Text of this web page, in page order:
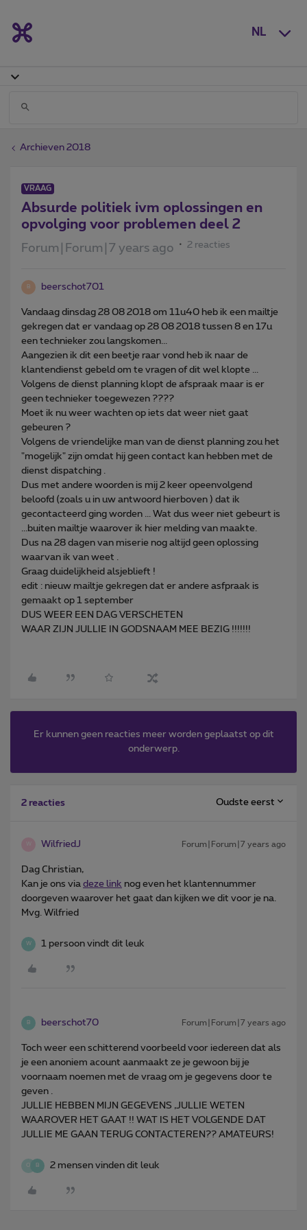
NL
Archieven 2018
VRAAG
Absurde politiek ivm oplossingen en
opvolging voor problemen deel 2
Forum|Forum|7 years ago 2 reacties
B beerschot701
Vandaag dinsdag 28 08 2018 om 11u40 heb ik een mailtje
gekregen dat er vandaag op 28 08 2018 tussen 8 en 17u
een technieker zou langskomen...
Aangezien ik dit een beetje raar vond heb ik naar de
klantendienst gebeld om te vragen of dit wel klopte ...
Volgens de dienst planning klopt de afspraak maar is er
geen technieker toegewezen ????
Moet ik nu weer wachten op iets dat weer niet gaat
gebeuren ?
Volgens de vriendelijke man van de dienst planning zou het
"mogelijk" zijn omdat hij geen contact kan hebben met de
dienst dispatching .
Dus met andere woorden is mij 2 keer opeenvolgend
beloofd (zoals u in uw antwoord hierboven ) dat ik
gecontacteerd ging worden ... Wat dus weer niet gebeurt is
...buiten mailtje waarover ik hier melding van maakte.
Dus na 28 dagen van miserie nog altijd geen oplossing
waarvan ik van weet .
Graag duidelijkheid alsjeblieft !
edit : nieuw mailtje gekregen dat er andere asfpraak is
gemaakt op 1 september
DUS WEER EEN DAG VERSCHETEN
WAAR ZIJN JULLIE IN GODSNAAM MEE BEZIG !!!!!!!
Er kunnen geen reacties meer worden geplaatst op dit
onderwerp.
2 reacties Oudste eerst
WilfriedJ Forum|Forum|7 years ago
Dag Christian,
Kan je ons via deze link nog even het klantennummer
doorgeven waarover het gaat dan kijken we dit voor je na.
Mvg. Wilfried
W 1 persoon vindt dit leuk
B beerschot70 Forum|Forum|7 years ago
Toch weer een schitterend voorbeeld voor iedereen dat als
je een anoniem acount aanmaakt ze je gewoon bij je
voornaam noemen met de vraag om je gegevens door te
geven .
JULLIE HEBBEN MIJN GEGEVENS ,JULLIE WETEN
WAAROVER HET GAAT !! WAT IS HET VOLGENDE DAT
JULLIE ME GAAN TERUG CONTACTEREN?? AMATEURS!
O B 2 mensen vinden dit leuk